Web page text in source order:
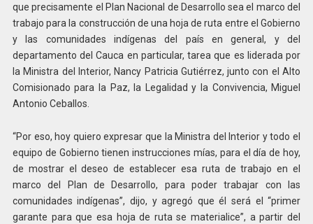
que precisamente el Plan Nacional de Desarrollo sea el marco del
trabajo para la construcción de una hoja de ruta entre el Gobierno
y las comunidades indígenas del país en general, y del
departamento del Cauca en particular, tarea que es liderada por
la Ministra del Interior, Nancy Patricia Gutiérrez, junto con el Alto
Comisionado para la Paz, la Legalidad y la Convivencia, Miguel
Antonio Ceballos.
“Por eso, hoy quiero expresar que la Ministra del Interior y todo el
equipo de Gobierno tienen instrucciones mías, para el día de hoy,
de mostrar el deseo de establecer esa ruta de trabajo en el
marco del Plan de Desarrollo, para poder trabajar con las
comunidades indígenas”, dijo, y agregó que él será el “primer
garante para que esa hoja de ruta se materialice”, a partir del